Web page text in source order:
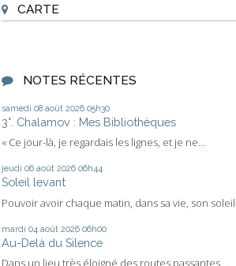
CARTE
NOTES RÉCENTES
samedi 08 août 2026 05h30
3°. Chalamov : Mes Bibliothèques
« Ce jour-là, je regardais les lignes, et je ne...
jeudi 06 août 2026 06h44
Soleil levant
Pouvoir avoir chaque matin, dans sa vie, son soleil...
mardi 04 août 2026 06h00
Au-Delà du Silence
Dans un lieu très éloigné des routes passantes,...